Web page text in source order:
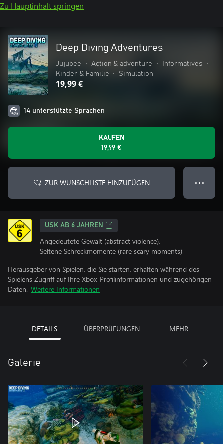
Zu Hauptinhalt springen
Deep Diving Adventures
Jujubee • Action & adventure • Informatives
•
Kinder & Familie
• Simulation
19,99 €
14 unterstützte Sprachen
KAUFEN
19,99 €
ZUR WUNSCHLISTE HINZUFÜGEN ● ● ●
USK AB 6 JAHREN
Angedeutete Gewalt (abstract violence),
Seltene Schreckmomente (rare scary moments)
Herausgeber von Spielen, die Sie starten, erhalten während des
Spielens Zugriff auf Ihre Xbox-Profilinformationen und zugehörigen
Daten. Weitere Informationen
DETAILS ÜBERPRÜFUNGEN MEHR
Galerie